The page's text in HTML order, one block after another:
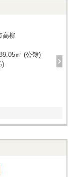
高柳
㎡ (公簿)